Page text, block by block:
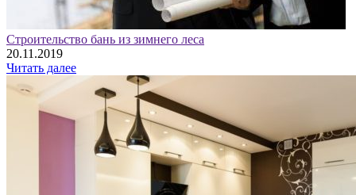
Строительство бань из зимнего леса
20.11.2019
Читать далее